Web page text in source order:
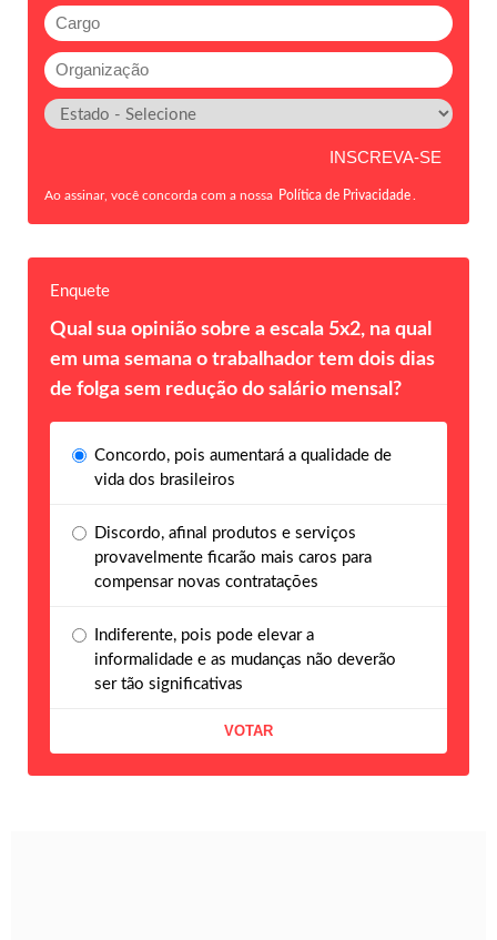
Ao assinar, você concorda com a nossa Política de Privacidade
Enquete
Qual sua opinião sobre a escala 5x2, na qual
em uma semana o trabalhador tem dois dias
de folga sem redução do salário mensal?
Concordo, pois aumentará a qualidade de
vida dos brasileiros
Discordo, afinal produtos e serviços
provavelmente ficarão mais caros para
compensar novas contratações
Indiferente, pois pode elevar a
informalidade e as mudanças não deverão
ser tão significativas